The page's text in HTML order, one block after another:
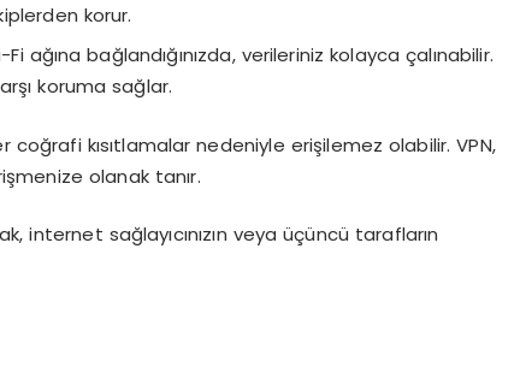
korur.
ağına bağlandığınızda, verileriniz kolayca çalınabilir.
koruma sağlar.
coğrafi kısıtlamalar nedeniyle erişilemez olabilir. VPN,
olanak tanır.
internet sağlayıcınızın veya üçüncü tarafların